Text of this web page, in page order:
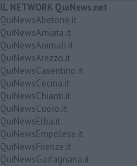
IL NETWORK QuiNews.net
QuiNewsAbetone.it
QuiNewsAmiata.it
QuiNewsAnimali.it
QuiNewsArezzo.it
QuiNewsCasentino.it
QuiNewsCecina.it
QuiNewsChianti.it
QuiNewsCuoio.it
QuiNewsElba.it
QuiNewsEmpolese.it
QuiNewsFirenze.it
QuiNewsGarfagnana.it